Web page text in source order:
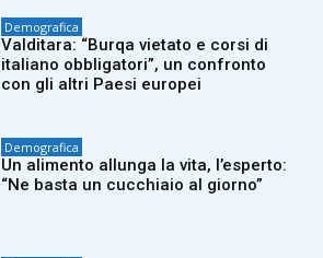
Demografica
Valditara: “Burqa vietato e corsi di
italiano obbligatori”, un confronto
con gli altri Paesi europei
Demografica
Un alimento allunga la vita, l’esperto:
“Ne basta un cucchiaio al giorno”